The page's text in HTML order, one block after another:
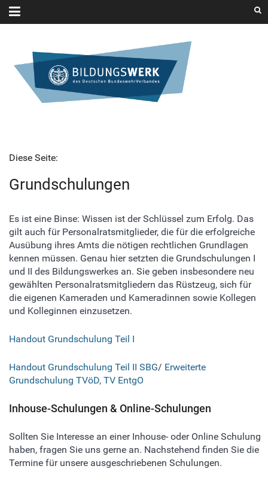
Diese Seite:
Grundschulungen
Es ist eine Binse: Wissen ist der Schlüssel zum Erfolg. Das
gilt auch für Personalratsmitglieder, die für die erfolgreiche
Ausübung ihres Amts die nötigen rechtlichen Grundlagen
kennen müssen. Genau hier setzten die Grundschulungen I
und II des Bildungswerkes an. Sie geben insbesondere neu
gewählten Personalratsmitgliedern das Rüstzeug, sich für
die eigenen Kameraden und Kameradinnen sowie Kollegen
und Kolleginnen einzusetzen.
Handout Grundschulung Teil I
Handout Grundschulung Teil II SBG/ Erweiterte
Grundschulung TVöD, TV EntgO
Inhouse-Schulungen & Online-Schulungen
Sollten Sie Interesse an einer Inhouse- oder Online Schulung
haben, fragen Sie uns gerne an. Nachstehend finden Sie die
Termine für unsere ausgeschriebenen Schulungen.